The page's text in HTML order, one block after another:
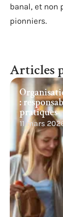
banal, et non
pionniers.
Articles
:
pratiques
11 mars